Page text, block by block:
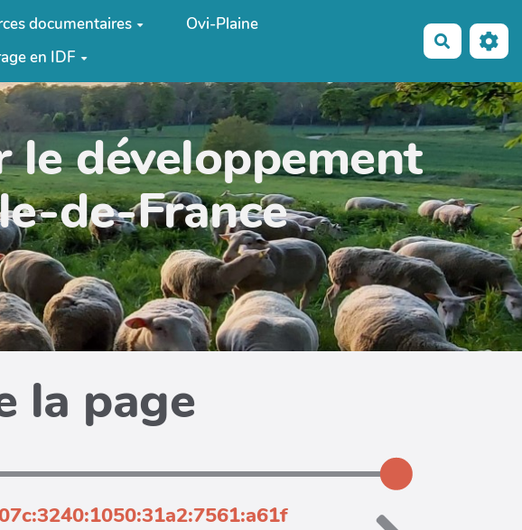
documentaires
Ovi-Plaine
en IDF
le développement
de-France
la page